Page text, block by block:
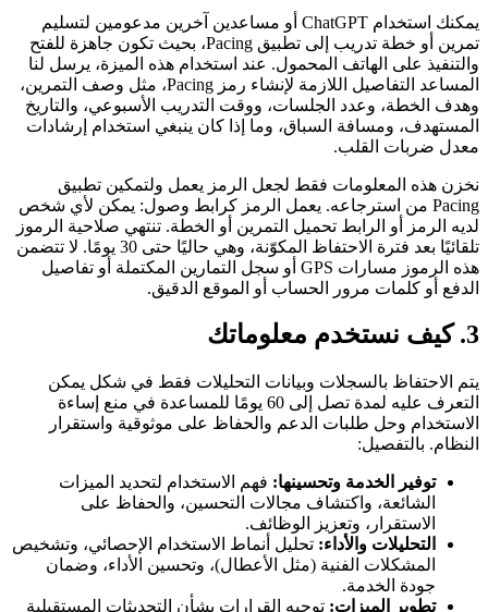
يمكنك استخدام ChatGPT أو مساعدين آخرين مدعومين لتسليم
تمرين أو خطة تدريب إلى تطبيق Pacing، بحيث تكون جاهزة للفتح
والتنفيذ على الهاتف المحمول. عند استخدام هذه الميزة، يرسل لنا
المساعد التفاصيل اللازمة لإنشاء رمز Pacing، مثل وصف التمرين،
وهدف الخطة، وعدد الجلسات، ووقت التدريب الأسبوعي، والتاريخ
المستهدف، ومسافة السباق، وما إذا كان ينبغي استخدام إرشادات
معدل ضربات القلب.
نخزن هذه المعلومات فقط لجعل الرمز يعمل ولتمكين تطبيق
Pacing من استرجاعه. يعمل الرمز كرابط وصول: يمكن لأي شخص
لديه الرمز أو الرابط تحميل التمرين أو الخطة. تنتهي صلاحية الرموز
تلقائيًا بعد فترة الاحتفاظ المكوّنة، وهي حاليًا حتى 30 يومًا. لا تتضمن
هذه الرموز مسارات GPS أو سجل التمارين المكتملة أو تفاصيل
الدفع أو كلمات مرور الحساب أو الموقع الدقيق.
3. كيف نستخدم معلوماتك
يتم الاحتفاظ بالسجلات وبيانات التحليلات فقط في شكل يمكن
التعرف عليه لمدة تصل إلى 60 يومًا للمساعدة في منع إساءة
الاستخدام وحل طلبات الدعم والحفاظ على موثوقية واستقرار
النظام. بالتفصيل:
توفير الخدمة وتحسينها: فهم الاستخدام لتحديد الميزات
الشائعة، واكتشاف مجالات التحسين، والحفاظ على
الاستقرار، وتعزيز الوظائف.
التحليلات والأداء: تحليل أنماط الاستخدام الإحصائي، وتشخيص
المشكلات الفنية (مثل الأعطال)، وتحسين الأداء، وضمان
جودة الخدمة.
تطوير الميزات: توجيه القرارات بشأن التحديثات المستقبلية